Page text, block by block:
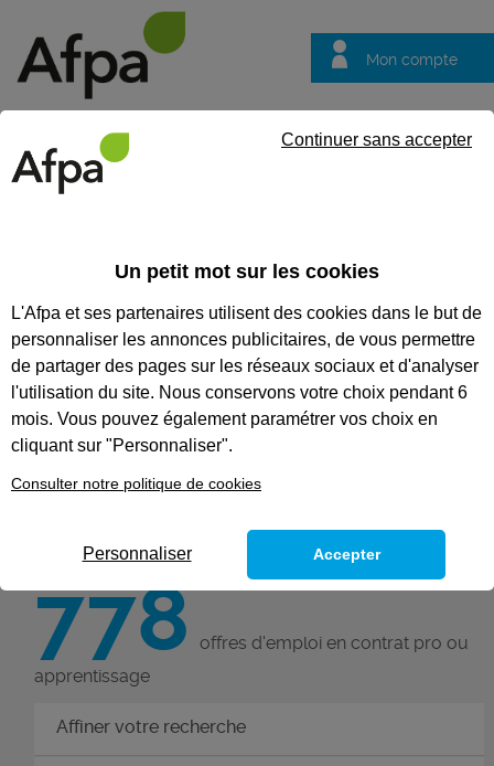
Mon compte
questions
LES OFFRES D’EMPLOI EN
ALTERNANCE
84 % des jeunes souhaitant suivre une formation en
alternance trouvent la recherche d'une entreprise difficile et
pour 62 % cette recherche est même stressante. Parce
que le choix de votre entreprise est crucial pour réussir
votre formation en alternance, nous vous proposons des
confiance.
778 offres d'emploi en contrat pro ou
apprentissage
Affiner votre recherche
Un petit mot sur les cookies
L'Afpa et ses partenaires utilisent des cookies dans le but de
personnaliser les annonces publicitaires, de vous permettre
de partager des pages sur les réseaux sociaux et d'analyser
l'utilisation du site. Nous conservons votre choix pendant 6
mois. Vous pouvez également paramétrer vos choix en
cliquant sur "Personnaliser".
Consulter notre politique de cookies
Continuer sans accepter
Personnaliser Accepter